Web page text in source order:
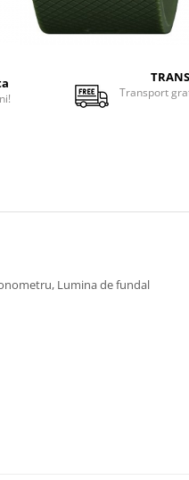
Transport
Lumina de fundal